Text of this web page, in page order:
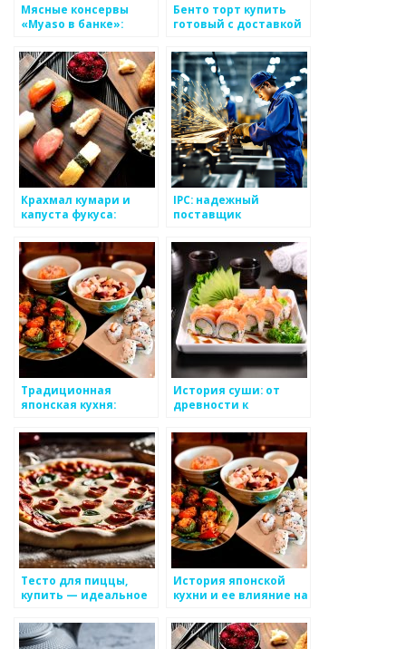
Мясные консервы
«Myaso в банке»:
каждому
Бенто торт купить
готовый с доставкой
цена на сайте кафе
NOBA
Крахмал кумари и
капуста фукуса:
IPC: надежный
поставщик
оборудования
Традиционная
японская кухня:
гастрономии
История суши: от
древности к
Тесто для пиццы,
купить — идеальное
бизнеса
История японской
кухни и ее влияние на